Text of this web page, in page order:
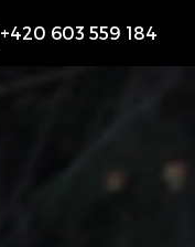
+420 603 559 184